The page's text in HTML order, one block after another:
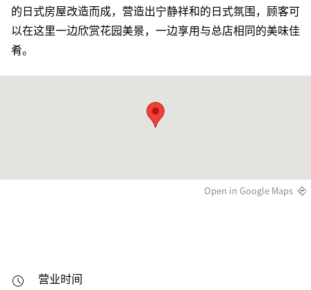
的日式房屋改造而成，营造出宁静祥和的日式氛围，顾客可
以在这里一边欣赏花园美景，一边享用与总店相同的美味佳
肴。
Open in Google Maps
营业时间